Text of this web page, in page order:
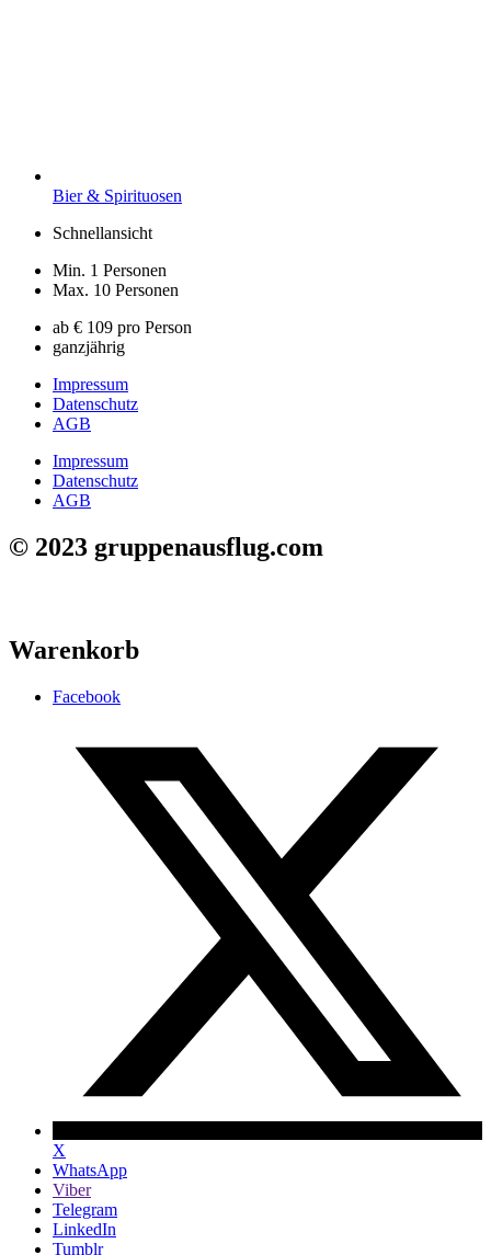
Bier & Spirituosen
Schnellansicht
Min. 1 Personen
Max. 10 Personen
ab € 109 pro Person
ganzjährig
Impressum
Datenschutz
AGB
Impressum
Datenschutz
AGB
© 2023 gruppenausflug.com
Warenkorb
Facebook
X
WhatsApp
Viber
Telegram
LinkedIn
Tumblr